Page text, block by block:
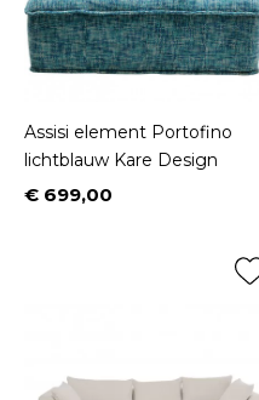
Assisi element Portofino
lichtblauw Kare Design
Prijs
€ 699,00